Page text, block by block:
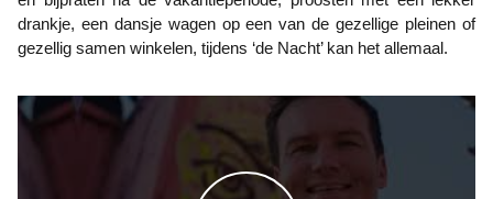
drankje, een dansje wagen op een van de gezellige pleinen of
gezellig samen winkelen, tijdens ‘de Nacht’ kan het allemaal.